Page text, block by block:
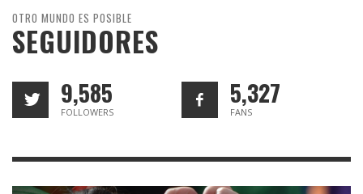
OTRO MUNDO ES POSIBLE
SEGUIDORES
9,585
FOLLOWERS
5,327
FANS